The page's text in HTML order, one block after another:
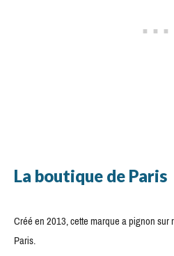
La boutique de Paris
Créé en 2013, cette marque a pignon sur
Paris.